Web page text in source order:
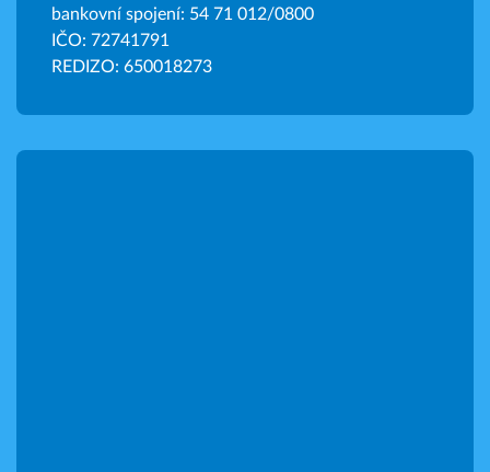
bankovní spojení: 54 71 012/0800
IČO: 72741791
REDIZO: 650018273